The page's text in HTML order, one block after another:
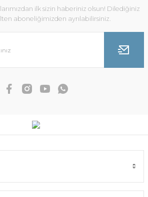
ilk sizin haberiniz olsun! Dilediğiniz
aboneliğimizden ayrılabilirsiniz.